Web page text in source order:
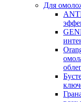
Для